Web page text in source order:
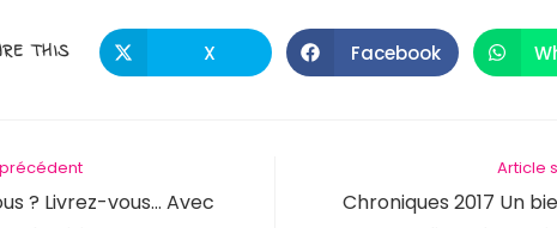
THISPARTAGER
Ouvrir
dans
X Ouvrir
dans
Facebook
? Livrez-vous… Avec
Article
Chroniques 2017 Un